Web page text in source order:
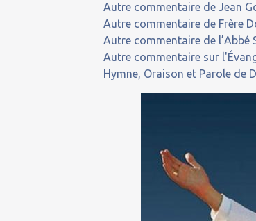
Autre commentaire de Jean
Autre commentaire de Frère
Autre commentaire de l’Abbé
Autre commentaire sur
Hymne, Oraison et Parole de